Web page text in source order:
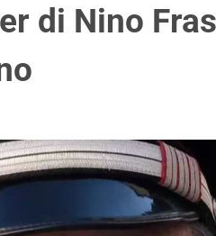
di Nino